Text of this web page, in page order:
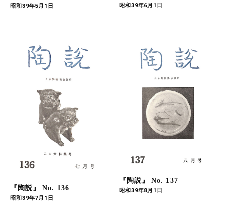
昭和39年5月1日 昭和39年6月1日
『陶説』 No. 136
昭和39年7月1日
『陶説』 No. 137
昭和39年8月1日